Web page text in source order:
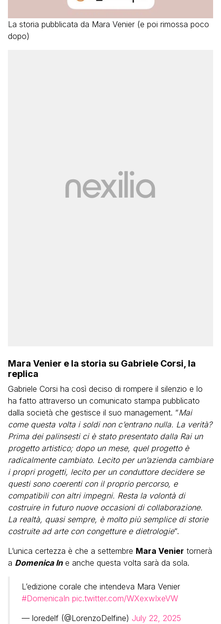
La storia pubblicata da Mara Venier (e poi rimossa poco
dopo)
Mara Venier e la storia su Gabriele Corsi, la
replica
Gabriele Corsi ha così deciso di rompere il silenzio e lo
ha fatto attraverso un comunicato stampa pubblicato
dalla società che gestisce il suo management. “Mai
come questa volta i soldi non c’entrano nulla. La verità?
Prima dei palinsesti ci è stato presentato dalla Rai un
progetto artistico; dopo un mese, quel progetto è
radicalmente cambiato. Lecito per un’azienda cambiare
i propri progetti, lecito per un conduttore decidere se
questi sono coerenti con il proprio percorso, e
compatibili con altri impegni. Resta la volontà di
costruire in futuro nuove occasioni di collaborazione.
La realtà, quasi sempre, è molto più semplice di storie
costruite ad arte con congetture e dietrologie“.
L’unica certezza è che a settembre Mara Venier tornerà
a Domenica Ine anche questa volta sarà da sola.
L’edizione corale che intendeva Mara Venier
#DomenicaIn pic.twitter.com/WXexwIxeVW
— loredelf (@LorenzoDelfine) July 22, 2025